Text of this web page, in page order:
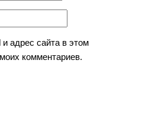
адрес сайта в этом
комментариев.